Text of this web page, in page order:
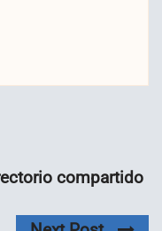
compartido